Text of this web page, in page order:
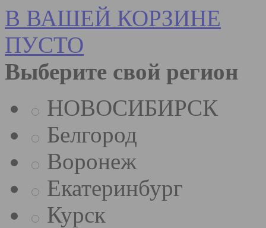
В ВАШЕЙ КОРЗИНЕ
ПУСТО
Выберите свой регион
НОВОСИБИРСК
Белгород
Воронеж
Екатеринбург
Курск